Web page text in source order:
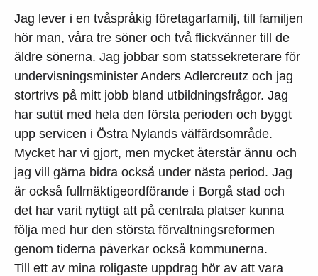
Jag lever i en tvåspråkig företagarfamilj, till familjen
hör man, våra tre söner och två flickvänner till de
äldre sönerna. Jag jobbar som statssekreterare för
undervisningsminister Anders Adlercreutz och jag
stortrivs på mitt jobb bland utbildningsfrågor. Jag
har suttit med hela den första perioden och byggt
upp servicen i Östra Nylands välfärdsområde.
Mycket har vi gjort, men mycket återstår ännu och
jag vill gärna bidra också under nästa period. Jag
är också fullmäktigeordförande i Borgå stad och
det har varit nyttigt att på centrala platser kunna
följa med hur den största förvaltningsreformen
genom tiderna påverkar också kommunerna.
Till ett av mina roligaste uppdrag hör av att vara